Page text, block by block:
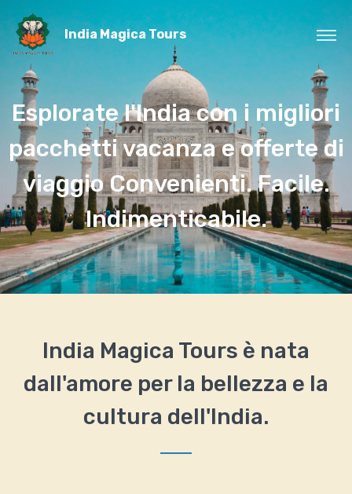
India Magica Tours
Esplorate l'India con i migliori
pacchetti vacanza e offerte di
viaggioConvenienti. Facile.
Indimenticabile.
India Magica Tours è nata
dall'amore per la bellezza e la
cultura dell'India.